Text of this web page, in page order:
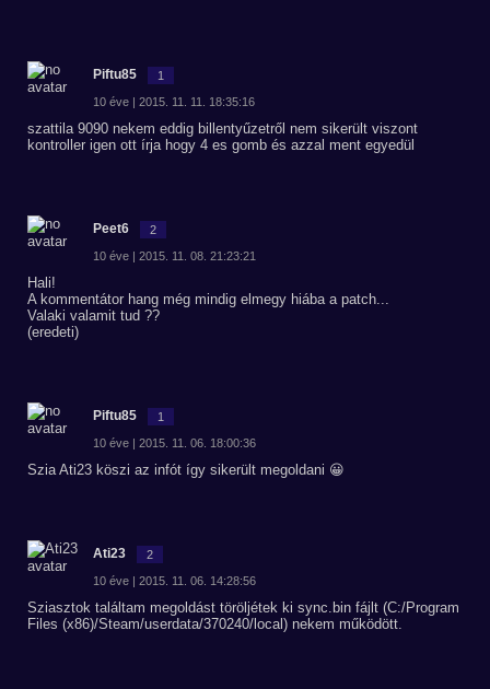
Piftu85 1
10 éve | 2015. 11. 11. 18:35:16
szattila 9090 nekem eddig billentyűzetről nem sikerült viszont
kontroller igen ott írja hogy 4 es gomb és azzal ment egyedül
Peet6 2
10 éve | 2015. 11. 08. 21:23:21
Hali!
A kommentátor hang még mindig elmegy hiába a patch...
Valaki valamit tud ??
(eredeti)
Piftu85 1
10 éve | 2015. 11. 06. 18:00:36
Szia Ati23 köszi az infót így sikerült megoldani 😀
Ati23 2
10 éve | 2015. 11. 06. 14:28:56
Sziasztok találtam megoldást töröljétek ki sync.bin fájlt (C:/Program
Files (x86)/Steam/userdata/370240/local) nekem működött.